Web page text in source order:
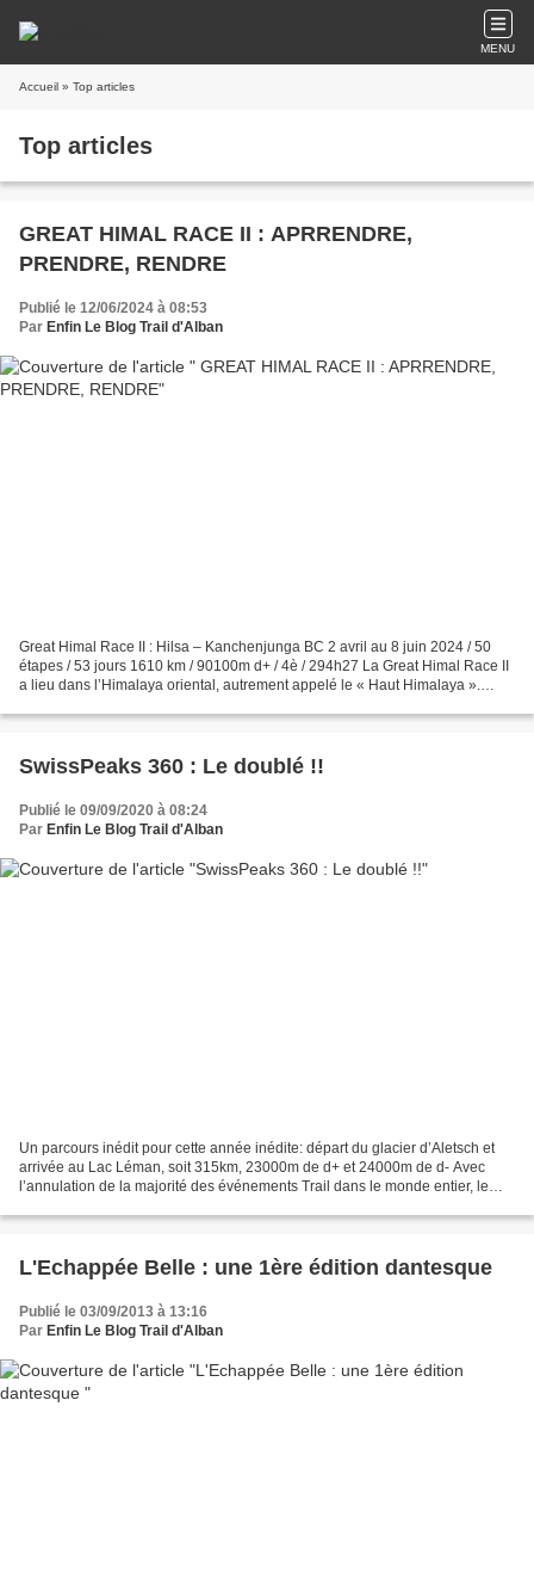
MENU
Accueil » Top articles
Top articles
GREAT HIMAL RACE II : APRRENDRE,
PRENDRE, RENDRE
Publié le 12/06/2024 à 08:53
Par Enfin Le Blog Trail d'Alban
Great Himal Race II : Hilsa – Kanchenjunga BC 2 avril au 8 juin 2024 / 50
étapes / 53 jours 1610 km / 90100m d+ / 4è / 294h27 La Great Himal Race II
a lieu dans l’Himalaya oriental, autrement appelé le « Haut Himalaya ».
SwissPeaks 360 : Le doublé !!
Publié le 09/09/2020 à 08:24
Par Enfin Le Blog Trail d'Alban
Un parcours inédit pour cette année inédite: départ du glacier d’Aletsch et
arrivée au Lac Léman, soit 315km, 23000m de d+ et 24000m de d- Avec
l’annulation de la majorité des événements Trail dans le monde entier, le
L'Echappée Belle : une 1ère édition dantesque
Publié le 03/09/2013 à 13:16
Par Enfin Le Blog Trail d'Alban